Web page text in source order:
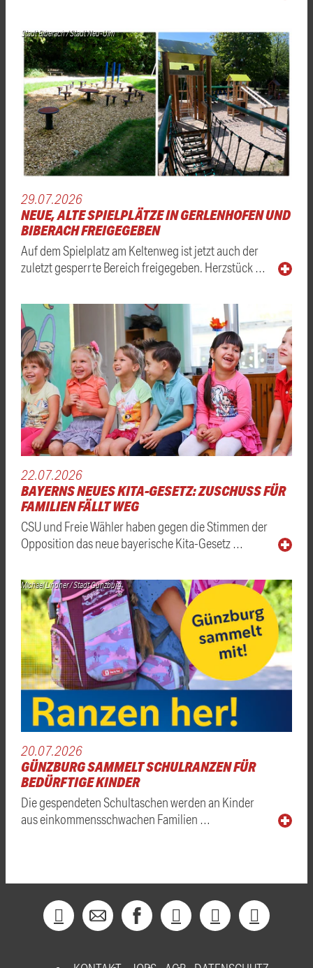
Stadt Biberach / Stadt Neu-Ulm
29.07.2026
NEUE, ALTE SPIELPLÄTZE IN GERLENHOFEN UND
BIBERACH FREIGEGEBEN
Auf dem Spielplatz am Keltenweg ist jetzt auch der
zuletzt gesperrte Bereich freigegeben. Herzstück …
22.07.2026
BAYERNS NEUES KITA-GESETZ: ZUSCHUSS FÜR
FAMILIEN FÄLLT WEG
CSU und Freie Wähler haben gegen die Stimmen der
Opposition das neue bayerische Kita-Gesetz …
Michael Lindner / Stadt Günzburg
20.07.2026
GÜNZBURG SAMMELT SCHULRANZEN FÜR
BEDÜRFTIGE KINDER
Die gespendeten Schultaschen werden an Kinder
aus einkommensschwachen Familien …